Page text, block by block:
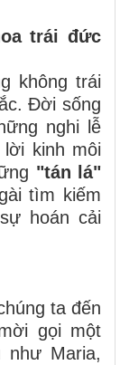
trái đức
không trái
Đời sống
nghi lễ
kinh môi
"tán lá"
tìm kiếm
hoán cải
ta đến
gọi một
Maria,